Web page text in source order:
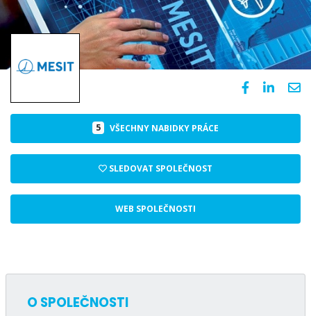
5 VŠECHNY NABIDKY PRÁCE
SLEDOVAT SPOLEČNOST
WEB SPOLEČNOSTI
O SPOLEČNOSTI